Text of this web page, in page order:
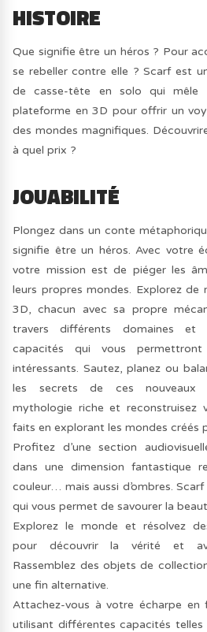
HISTOIRE
Que signifie être un héros ? Pour
se rebeller contre elle ? Scarf est
de casse-tête en solo qui
plateforme en 3D pour offrir un
des mondes magnifiques.
à quel prix ?
JOUABILITÉ
Plongez dans un conte
signifie être un héros. Avec votre
votre mission est de piéger les
leurs propres mondes. Explorez de
3D, chacun avec sa propre
travers différents domaines et
capacités qui vous
intéressants. Sautez, planez ou
les secrets de ces nouveaux
mythologie riche et reconstruisez
faits en explorant les mondes créés
Profitez d’une section
dans une dimension fantastique
couleur… mais aussi d’ombres.
qui vous permet de savourer la
Explorez le monde et résolvez
pour découvrir la vérité et
Rassemblez des objets de
une fin alternative.
Attachez-vous à votre écharpe en
utilisant différentes capacités